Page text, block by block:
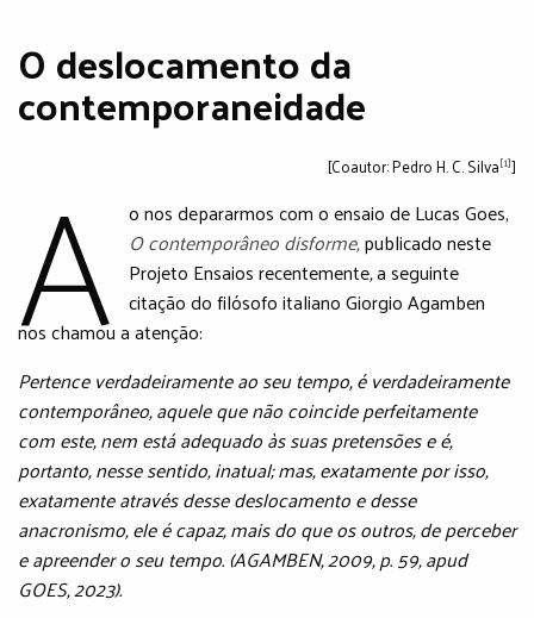
O deslocamento da
contemporaneidade
[Coautor: Pedro H. C. Silva[1]]
A o nos depararmos com o ensaio de Lucas Goes,
O contemporâneo disforme,publicado neste
Projeto Ensaios recentemente,a seguinte
citação do filósofo italiano Giorgio Agamben
nos chamou a atenção:
Pertence verdadeiramente ao seu tempo, é verdadeiramente
contemporâneo, aquele que não coincide perfeitamente
com este, nem está adequado às suas pretensões e é,
portanto, nesse sentido, inatual; mas, exatamente por isso,
exatamente através desse deslocamento e desse
anacronismo, ele é capaz, mais do que os outros, de perceber
e apreender o seu tempo. (AGAMBEN, 2009, p. 59, apud
GOES, 2023).